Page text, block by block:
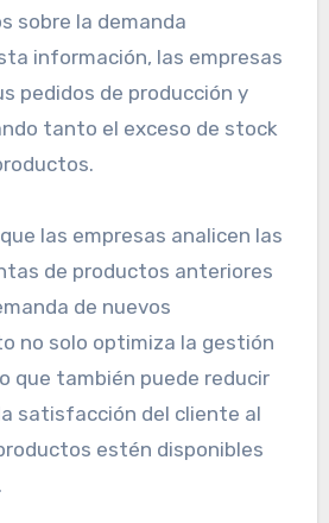
sobre la demanda
información, las empresas
pedidos de producción y
tanto el exceso de stock
las empresas analicen las
de productos anteriores
de nuevos
no solo optimiza la gestión
que también puede reducir
satisfacción del cliente al
estén disponibles